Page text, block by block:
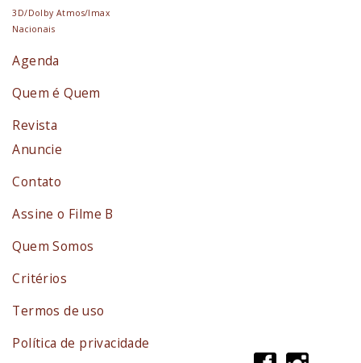
3D/Dolby Atmos/Imax
Nacionais
Agenda
Quem é Quem
Revista
Anuncie
Contato
Assine o Filme B
Quem Somos
Critérios
Termos de uso
Política de privacidade